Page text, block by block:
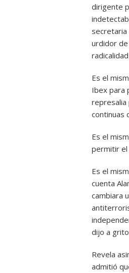
dirigente
secretaria
urdidor
Es el
Ibex para
represalia
continuas
Es el
permitir el
Es el
cuenta
cambiara
dijo a
Revela
admitió